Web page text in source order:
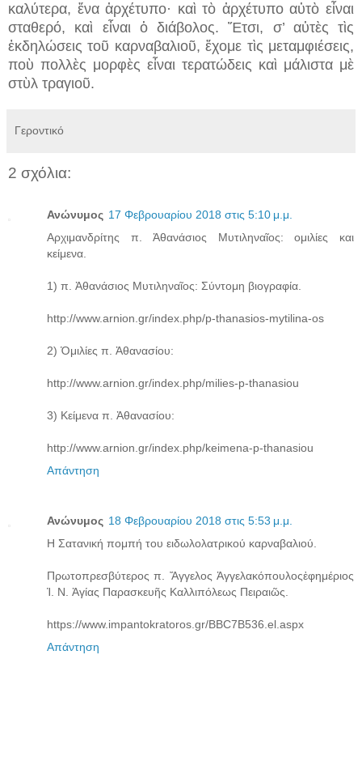
καλύτερα, ἕνα ἀρχέτυπο· καὶ τὸ ἀρχέτυπο αὐτὸ εἶναι
σταθερό, καὶ εἶναι ὁ διάβολος. Ἔτσι, σ’ αὐτὲς τὶς
ἐκδηλώσεις τοῦ καρναβαλιοῦ, ἔχομε τὶς μεταμφιέσεις,
ποὺ πολλὲς μορφὲς εἶναι τερατώδεις καὶ μάλιστα μὲ
στὺλ τραγιοῦ.
Γεροντικό
2 σχόλια:
Ανώνυμος 17 Φεβρουαρίου 2018 στις 5:10 μ.μ.
Αρχιμανδρίτης π. Ἀθανάσιος Μυτιληναῖος: ομιλίες και
κείμενα.
1) π. Ἀθανάσιος Μυτιληναῖος: Σύντομη βιογραφία.
http://www.arnion.gr/index.php/p-thanasios-mytilina-os
2) Ὁμιλίες π. Ἀθανασίου:
http://www.arnion.gr/index.php/milies-p-thanasiou
3) Κείμενα π. Ἀθανασίου:
http://www.arnion.gr/index.php/keimena-p-thanasiou
Απάντηση
Ανώνυμος 18 Φεβρουαρίου 2018 στις 5:53 μ.μ.
Η Σατανική πομπή του ειδωλολατρικού καρναβαλιού.
Πρωτοπρεσβύτερος π. Ἄγγελος Ἀγγελακόπουλοςἐφημέριος
Ἱ. Ν. Ἁγίας Παρασκευῆς Καλλιπόλεως Πειραιῶς.
https://www.impantokratoros.gr/BBC7B536.el.aspx
Απάντηση